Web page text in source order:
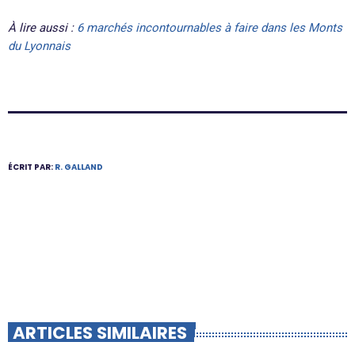
À lire aussi : 6 marchés incontournables à faire dans les Monts
du Lyonnais
ÉCRIT PAR: R. GALLAND
ARTICLES SIMILAIRES